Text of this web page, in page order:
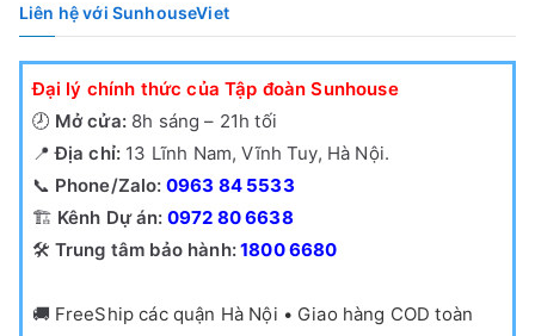
Liên hệ với SunhouseViet
Đại lý chính thức của Tập đoàn Sunhouse
🕗 Mở cửa:8h sáng – 21h tối
📍Địa chỉ: 13 Lĩnh Nam, Vĩnh Tuy, Hà Nội.
📞 Phone/Zalo: 0963 84 5533
🏗️ Kênh Dự án: 0972 80 6638
🛠️ Trung tâm bảo hành:1800 6680
🚚 FreeShip các quận Hà Nội • Giao hàng COD toàn